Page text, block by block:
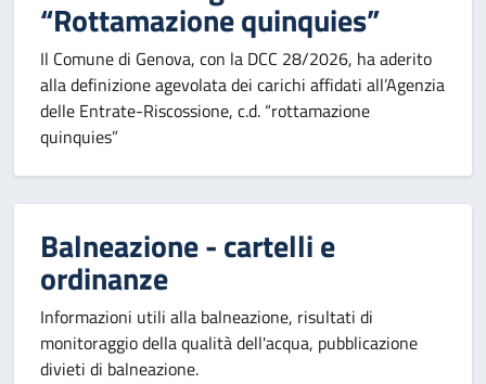
“Rottamazione quinquies”
Il Comune di Genova, con la DCC 28/2026, ha aderito
alla definizione agevolata dei carichi affidati all’Agenzia
delle Entrate-Riscossione, c.d. “rottamazione
quinquies”
Balneazione - cartelli e
ordinanze
Informazioni utili alla balneazione, risultati di
monitoraggio della qualità dell'acqua, pubblicazione
divieti di balneazione.